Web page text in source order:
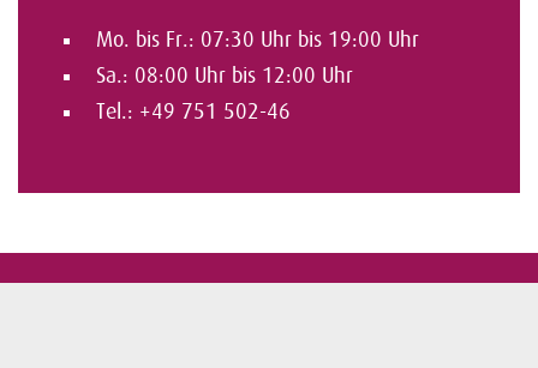
Mo. bis Fr.: 07:30 Uhr bis 19:00 Uhr
Sa.: 08:00 Uhr bis 12:00 Uhr
Tel.: +49 751 502-46